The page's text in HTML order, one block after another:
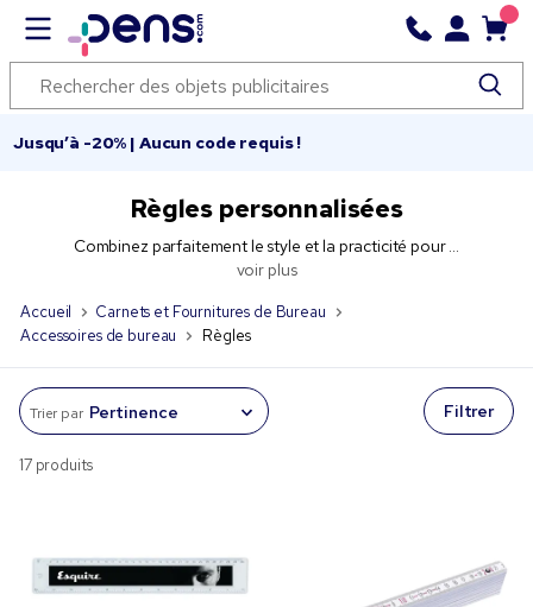
Jusqu’à -20% | Aucun code requis !
Règles personnalisées
Combinez parfaitement le style et la practicité pour ...
voir plus
Accueil
Carnets et Fournitures de Bureau
Accessoires de bureau
Règles
Trier par Filtrer
17 produits